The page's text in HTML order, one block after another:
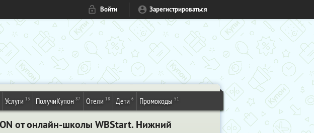
Войти Зарегистрироваться
Услуги 13 ПолучиКупон 87 Отели 18 Дети 6 Промокоды 51
от онлайн-школы WBStart. Нижний